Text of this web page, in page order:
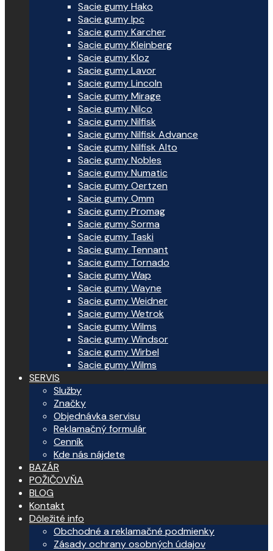
Sacie gumy Hako
Sacie gumy Ipc
Sacie gumy Karcher
Sacie gumy Kleinberg
Sacie gumy Kloz
Sacie gumy Lavor
Sacie gumy Lincoln
Sacie gumy Mirage
Sacie gumy Nilco
Sacie gumy Nilfisk
Sacie gumy Nilfisk Advance
Sacie gumy Nilfisk Alto
Sacie gumy Nobles
Sacie gumy Numatic
Sacie gumy Oertzen
Sacie gumy Omm
Sacie gumy Promag
Sacie gumy Sorma
Sacie gumy Taski
Sacie gumy Tennant
Sacie gumy Tornado
Sacie gumy Wap
Sacie gumy Wayne
Sacie gumy Weidner
Sacie gumy Wetrok
Sacie gumy Wilms
Sacie gumy Windsor
Sacie gumy Wirbel
Sacie gumy Wilms
SERVIS
Služby
Značky
Objednávka servisu
Reklamačný formulár
Cenník
Kde nás nájdete
BAZÁR
POŽIČOVŇA
BLOG
Kontakt
Dôležité info
Obchodné a reklamačné podmienky
Zásady ochrany osobných údajov